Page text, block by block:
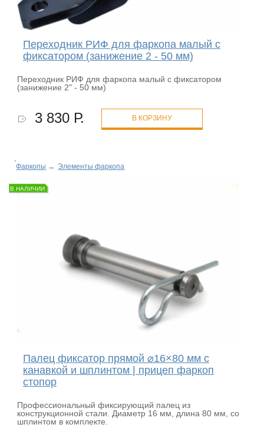
Переходник РИФ для фаркопа малый с
фиксатором (занижение 2 - 50 мм)
Переходник РИФ для фаркопа малый с фиксатором
(занижение 2" - 50 мм)
3 830 Р. В КОРЗИНУ
Фаркопы → Элементы фаркопа
В НАЛИЧИИ
Палец фиксатор прямой ⌀16×80 мм с
канавкой и шплинтом | прицеп фаркоп
стопор
Профессиональный фиксирующий палец из
конструкционной стали. Диаметр 16 мм, длина 80 мм, со
шплинтом в комплекте.